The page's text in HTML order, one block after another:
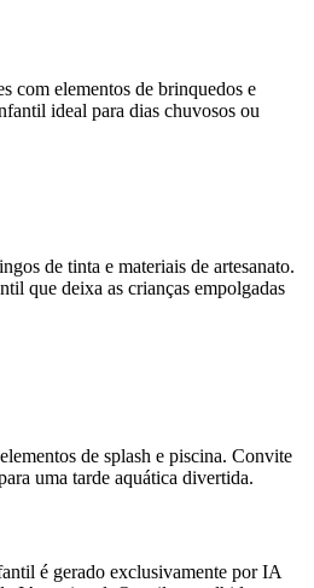
com elementos de brinquedos e
ideal para dias chuvosos ou
de tinta e materiais de artesanato.
que deixa as crianças empolgadas
de splash e piscina. Convite
uma tarde aquática divertida.
é gerado exclusivamente por IA